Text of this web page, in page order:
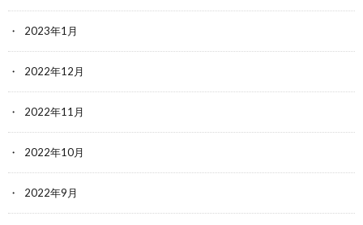
2023年1月
2022年12月
2022年11月
2022年10月
2022年9月